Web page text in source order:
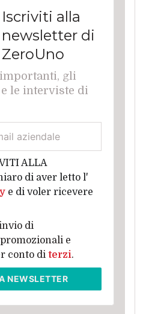
Iscriviti alla
newsletter di
ZeroUno
gli
le interviste di
ALLA
di aver letto l'
e di voler ricevere
di
e
conto di terzi.
NEWSLETTER